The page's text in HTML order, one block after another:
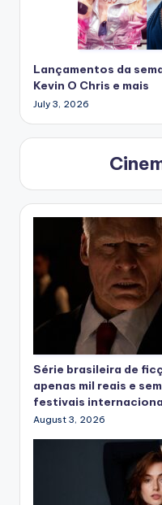
Lançamentos da
Kevin O Chris e mais
July 3, 2026
Série brasileira de
apenas mil reais e
festivais
August 3, 2026